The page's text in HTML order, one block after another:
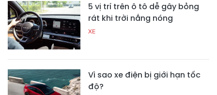
5 vị trí trên ô tô dễ gây bỏng
rát khi trời nắng nóng
XE
Vì sao xe điện bị giới hạn tốc
độ?